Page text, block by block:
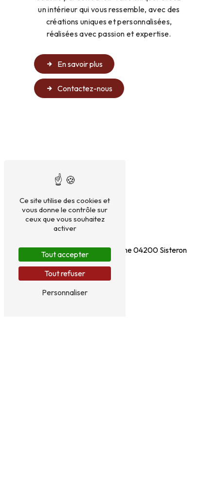
un intérieur qui vous ressemble, avec des
créations uniques et personnalisées,
réalisées avec passion et expertise.
En savoir plus
Contactez-nous
Adresse
12 Chemin de la Maubuissonne04200 Sisteron
Ce site utilise des cookies et
vous donne le contrôle sur
ceux que vous souhaitez
activer
Tout accepter
Tout refuser
Personnaliser